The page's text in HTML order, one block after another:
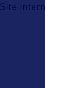
Site internet :